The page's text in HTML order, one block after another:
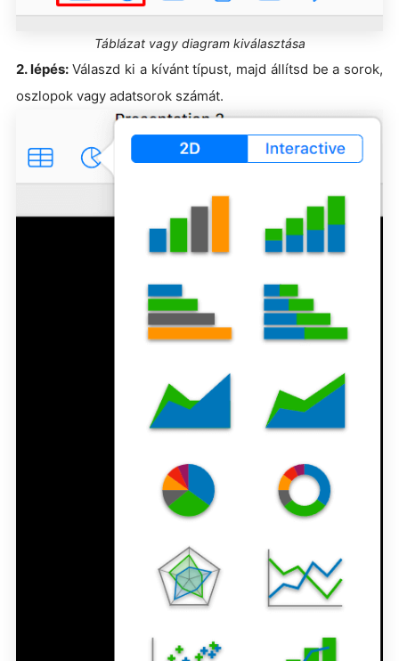
Táblázat vagy diagram kiválasztása
2. lépés:Válaszd ki a kívánt típust, majd állítsd be a sorok,
oszlopok vagy adatsorok számát.